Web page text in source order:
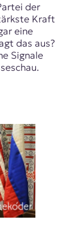
der
Kraft
eine
das aus?
Signale